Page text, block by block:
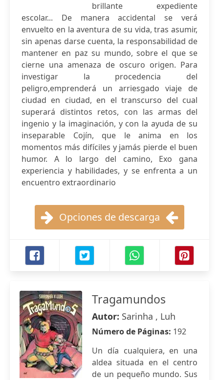
brillante expediente
escolar... De manera accidental se verá
envuelto en la aventura de su vida, tras asumir,
sin apenas darse cuenta, la responsabilidad de
mantener en paz su mundo, sobre el que se
cierne una amenaza de oscuro origen. Para
investigar la procedencia del
peligro,emprenderá un arriesgado viaje de
ciudad en ciudad, en el transcurso del cual
superará distintos retos, con las armas del
ingenio y la imaginación, y con la ayuda de su
inseparable Cojín, que le anima en los
momentos más difíciles y jamás pierde el buen
humor. A lo largo del camino, Exo gana
experiencia y habilidades, y se enfrenta a un
encuentro extraordinario
Opciones de descarga
Tragamundos
Autor: Sarinha , Luh
Número de Páginas: 192
Un día cualquiera, en una
aldea situada en el centro
de un pequeño mundo. Sus